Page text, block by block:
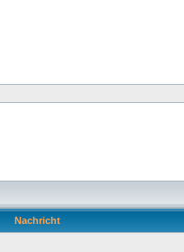
Nachricht